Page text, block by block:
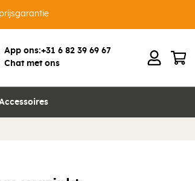
App ons:+31 6 82 39 69 67
Chat met ons